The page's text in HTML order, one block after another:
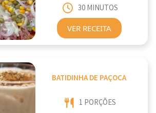
30 MINUTOS
VER RECEITA
BATIDINHA DE PAÇOCA
1 PORÇÕES